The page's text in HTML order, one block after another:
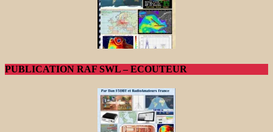
PUBLICATION RAF SWL – ECOUTEUR